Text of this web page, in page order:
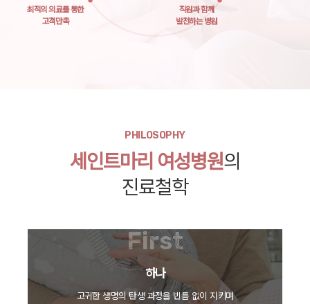
최적의 의료를 통한
고객만족
직원과 함께
발전하는 병원
PHILOSOPHY
세인트마리 여성병원의
진료철학
First
하나
고귀한 생명의 탄생 과정을 빈틈 없이 지키며